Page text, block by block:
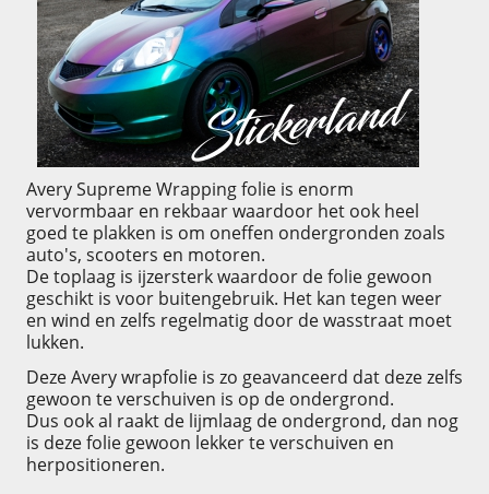
Avery Supreme Wrapping folie is enorm
vervormbaar en rekbaar waardoor het ook heel
goed te plakken is om oneffen ondergronden zoals
auto's, scooters en motoren.
De toplaag is ijzersterk waardoor de folie gewoon
geschikt is voor buitengebruik. Het kan tegen weer
en wind en zelfs regelmatig door de wasstraat moet
lukken.
Deze Avery wrapfolie is zo geavanceerd dat deze zelfs
gewoon te verschuiven is op de ondergrond.
Dus ook al raakt de lijmlaag de ondergrond, dan nog
is deze folie gewoon lekker te verschuiven en
herpositioneren.